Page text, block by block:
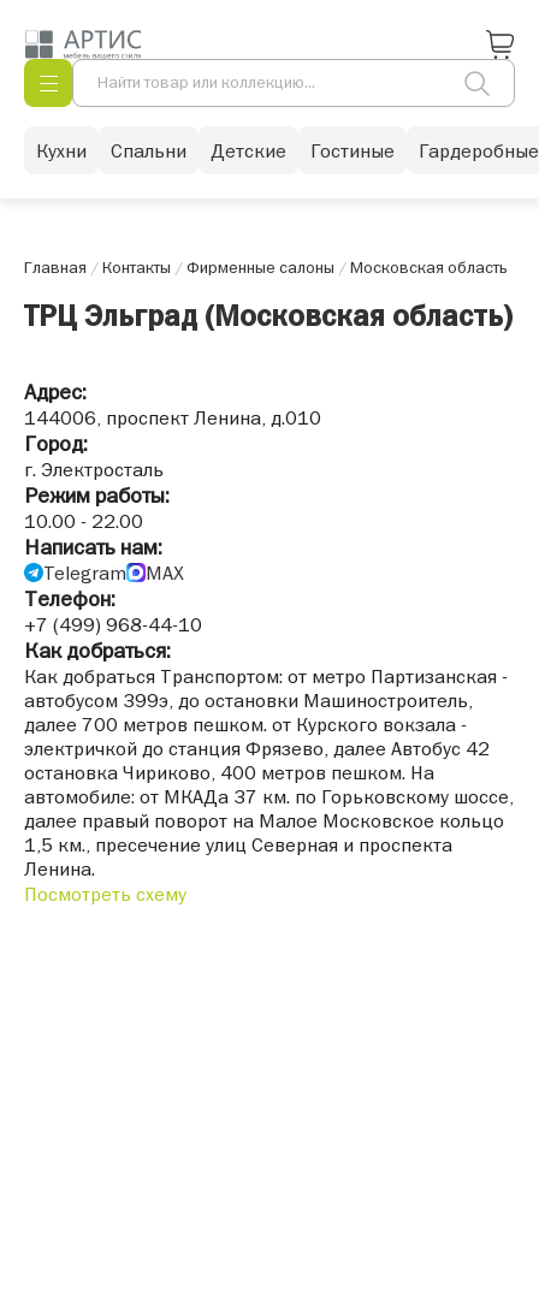
Кухни Спальни Детские Гостиные Гардеробные
Главная /Контакты /Фирменные салоны /Московская область
ТРЦ Эльград (Московская область)
Адрес:
144006, проспект Ленина, д.010
Город:
г. Электросталь
Режим работы:
10.00 - 22.00
Написать нам:
Telegram MAX
Телефон:
+7 (499) 968-44-10
Как добраться:
Как добраться Транспортом: от метро Партизанская -
автобусом 399э, до остановки Машиностроитель,
далее 700 метров пешком. от Курского вокзала -
электричкой до станция Фрязево, далее Автобус 42
остановка Чириково, 400 метров пешком. На
автомобиле: от МКАДа 37 км. по Горьковскому шоссе,
далее правый поворот на Малое Московское кольцо
1,5 км., пресечение улиц Северная и проспекта
Ленина.
Посмотреть схему